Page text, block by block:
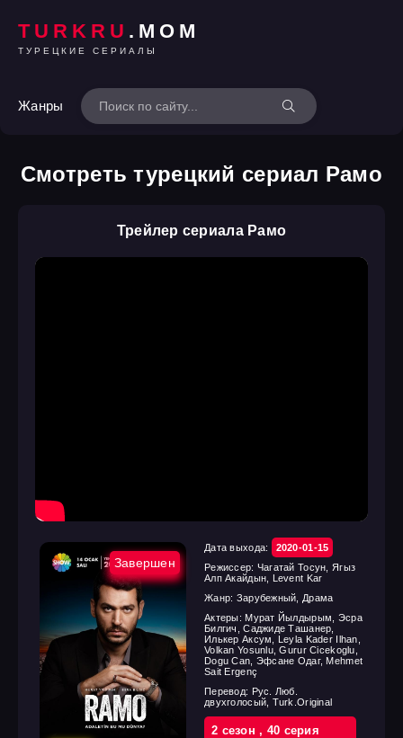
TURKRU .MOM
ТУРЕЦКИЕ СЕРИАЛЫ
Жанры
Смотреть турецкий сериал Рамо
Трейлер сериала Рамо
Завершен
Дата выхода:
2020-01-15
Режиссер: Чагатай Тосун, Ягыз
Алп Акайдын, Levent Kar
Жанр: Зарубежный, Драма
Актеры: Мурат Йылдырым, Эсра
Билгич, Саджиде Ташанер,
Илькер Аксум, Leyla Kader Ilhan,
Volkan Yosunlu, Gurur Cicekoglu,
Dogu Can, Эфсане Одаг, Mehmet
Sait Ergenç
Перевод: Рус. Люб.
двухголосый, Turk.Original
2 cезон, 40 cерия